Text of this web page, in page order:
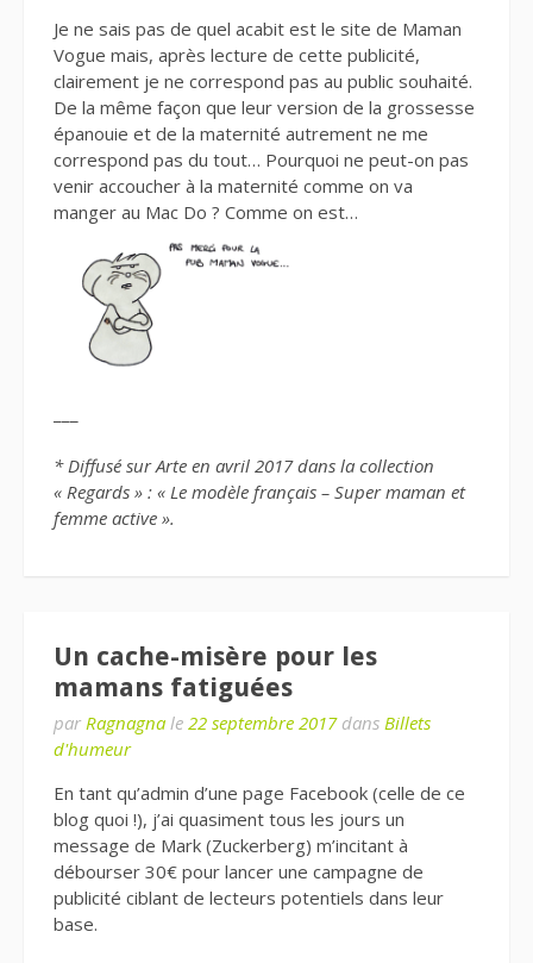
Je ne sais pas de quel acabit est le site de Maman
Vogue mais, après lecture de cette publicité,
clairement je ne correspond pas au public souhaité.
De la même façon que leur version de la grossesse
épanouie et de la maternité autrement ne me
correspond pas du tout… Pourquoi ne peut-on pas
venir accoucher à la maternité comme on va
manger au Mac Do ? Comme on est…
* Diffusé sur Arte en avril 2017 dans la collection
« Regards » : « Le modèle français – Super maman et
femme active ».
Un cache-misère pour les
mamans fatiguées
par Ragnagna le 22 septembre 2017dans Billets
d'humeur
En tant qu’admin d’une page Facebook (celle de ce
blog quoi !), j’ai quasiment tous les jours un
message de Mark (Zuckerberg) m’incitant à
débourser 30€ pour lancer une campagne de
publicité ciblant de lecteurs potentiels dans leur
base.